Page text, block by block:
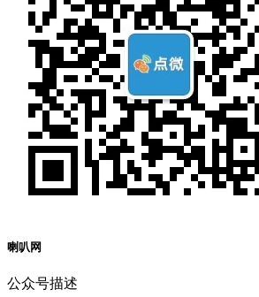
喇叭网
公众号描述